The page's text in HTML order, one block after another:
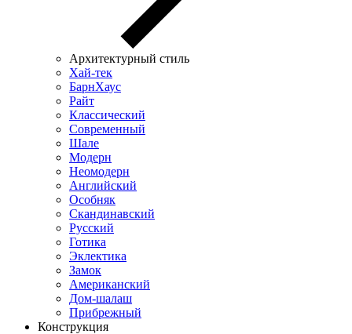
Архитектурный стиль
Хай-тек
БарнХаус
Райт
Классический
Современный
Шале
Модерн
Неомодерн
Английский
Особняк
Скандинавский
Русский
Готика
Эклектика
Замок
Американский
Дом-шалаш
Прибрежный
Конструкция